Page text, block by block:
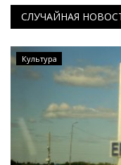
СЛУЧАЙНАЯ
Культура